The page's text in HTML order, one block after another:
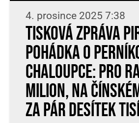
4. prosince 2025 7:38
Tisková zpráva
Pohádka o
chaloupce: Pro
milion, na
za pár desítek